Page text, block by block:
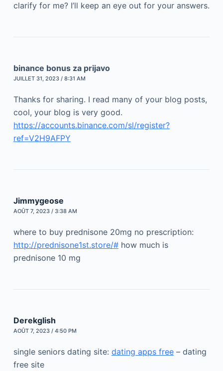
clarify for me? I’ll keep an eye out for your answers.
binance bonus za prijavo
JUILLET 31, 2023 / 8:31 AM
Thanks for sharing. I read many of your blog posts,
cool, your blog is very good.
https://accounts.binance.com/sl/register?
ref=V2H9AFPY
Jimmygeose
AOÛT 7, 2023 / 3:38 AM
where to buy prednisone 20mg no prescription:
http://prednisone1st.store/#how much is
prednisone 10 mg
Derekglish
AOÛT 7, 2023 / 4:50 PM
single seniors dating site: dating apps free– dating
free site